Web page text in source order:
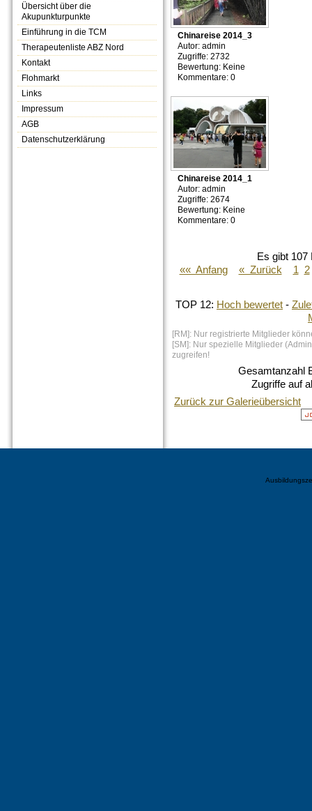
Übersicht über die
Akupunkturpunkte
Einführung in die TCM
Therapeutenliste ABZ Nord
Kontakt
Flohmarkt
Links
Impressum
AGB
Datenschutzerklärung
Chinareise 2014_3
Autor: admin
Zugriffe: 2732
Bewertung: Keine
Kommentare: 0
Chinareise 2014_1
Autor: admin
Zugriffe: 2674
Bewertung: Keine
Kommentare: 0
Es gibt 107
«« Anfang
« Zurück 1 2
TOP 12: Hoch bewertet -
[RM]: Nur registrierte Mitglieder
[SM]: Nur spezielle Mitglieder
zugreifen!
Gesamtanzahl
Zugriffe auf
Zurück zur Galerieübersicht